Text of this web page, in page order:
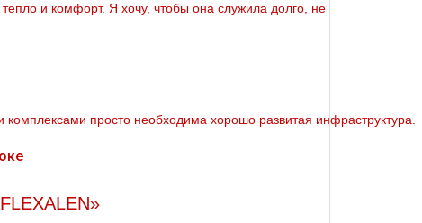
и комфорт. Я хочу, чтобы она служила долго, не
просто необходима хорошо развитая инфраструктура.